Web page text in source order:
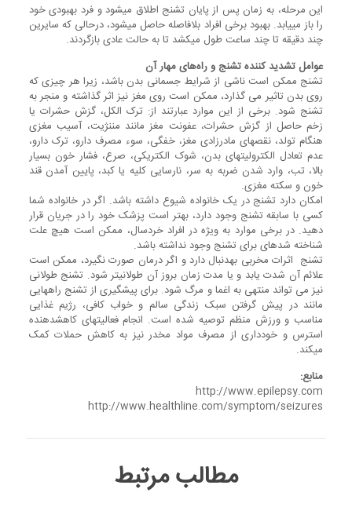
این مرحله، به زمان پس از پایان تشنج اطلاق می‎شود و فرد بهبودی خود
را باز می‎یابد. بهبود برخی افراد بلافاصله حاصل می‎شود، درحالی که سایرین
چند دقیقه تا چند ساعت طول می‎کشد تا به حالت عادی بازگردند.‬‬‬‬‬
عوامل تشدید کننده تشنج و راه‌های مهار آن
تشنج ممکن است ناشی از شرایط جسمانی بدن باشد، زیرا هر چیزی که
روی بدن تاثیر می گذارد، ممکن است روی مغز نیز اثر گذاشته و منجر به
تشنج شود. برخی از این موارد عبارتند از: ترک الکل، گزش حشرات یا
زخم حاصل از گزش حشرات، عفونت مغز مانند مننژیت، آسیب مغزی
هنگام تولد، نقص‎های مادرزادی مغز، خفگی، سوء مصرف دارو، ترک دارو،
عدم تعادل الکترولیت‎های بدن، شوک الکتریکی، صرع، فشار خون بسیار
بالا، تب، وارد شدن ضربه به سر، نارسایی کلیه یا کبد، پایین آمدن قند
خون و سکته مغزی.
امکان دارد تشنج در یک خانواده شیوع داشته باشد. اگر در خانواده شما
کسی با سابقه تشنج وجود دارد، بهتر است پزشک خود را در جریان قرار
دهید. در برخی موارد به ویژه در افراد خردسال، ممکن است هیچ علت
شناخته شده‎ای برای تشنج وجود نداشته باشد.
تشنج ‎ اثرات مخربی به‎دنبال دارد و اگر درمان صورت نگیرد، ممکن است
علائم آن شدت یابد و یا مدت زمان بروز آن طولانی‎تر شود. تشنج طولانی
نیز می تواند منتهی به اغما و مرگ شود. برای پیشگیری از تشنج راه‎هایی
مانند در پیش گرفتن سبک زندگی سالم و خواب کافی، رژیم غذایی
مناسب و ورزش منظم توصیه شده است. انجام فعالیت‎های کاهش‎دهنده
استرس و خودداری از مصرف مواد مخدر نیز به کاهش حملات کمک
می‎کند.
منابع:
http://www.epilepsy.com
http://www.healthline.com/symptom/seizures
مطالب مرتبط